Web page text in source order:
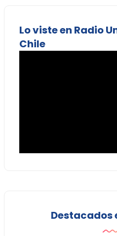
Lo viste en Radio
Chile
Destacados